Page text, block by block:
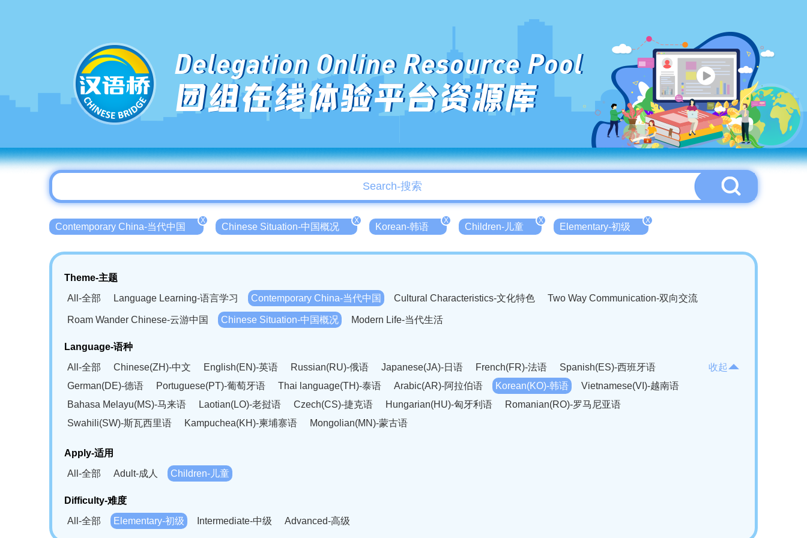
Delegation Online Resource Pool
团组在线体验平台资源库
Contemporary China-当代中国
X
Chinese Situation-中国概况
X
Korean-韩语
X
Children-儿童
X
Elementary-初级
X
Theme-主题
All-全部
Language Learning-语言学习 Contemporary China-当代中国 Cultural Characteristics-文化特色 Two Way Communication-双向交流
Roam Wander Chinese-云游中国 Chinese Situation-中国概况 Modern Life-当代生活
Language-语种
All-全部
Chinese(ZH)-中文 English(EN)-英语 Russian(RU)-俄语 Japanese(JA)-日语 French(FR)-法语
Spanish(ES)-西班牙语
German(DE)-德语
Portuguese(PT)-葡萄牙语 Thai language(TH)-泰语 Arabic(AR)-阿拉伯语 Korean(KO)-韩语
Vietnamese(VI)-越南语
Bahasa Melayu(MS)-马来语
Laotian(LO)-老挝语 Czech(CS)-捷克语 Hungarian(HU)-匈牙利语
Romanian(RO)-罗马尼亚语
Swahili(SW)-斯瓦西里语
Kampuchea(KH)-柬埔寨语 Mongolian(MN)-蒙古语
收起
Apply-适用
All-全部
Adult-成人 Children-儿童
Difficulty-难度
All-全部
Elementary-初级 Intermediate-中级 Advanced-高级